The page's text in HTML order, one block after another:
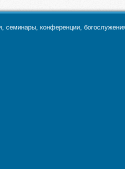
конференции,